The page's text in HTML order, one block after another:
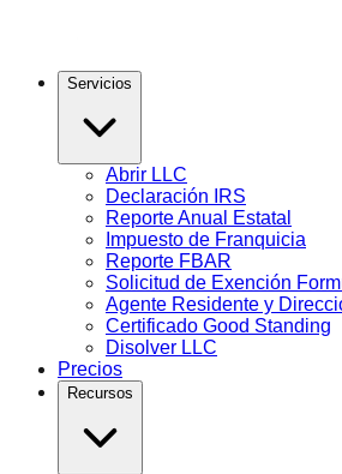
Servicios
Abrir LLC
Declaración IRS
Reporte Anual Estatal
Impuesto de Franquicia
Reporte FBAR
Solicitud de Exención
Agente Residente y
Certificado Good Standing
Disolver LLC
Precios
Recursos